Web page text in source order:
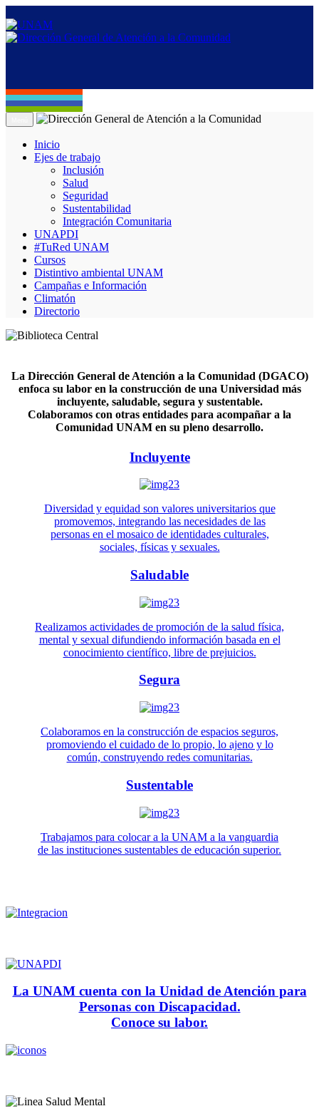
Inicio
Ejes de trabajo
Inclusión
Salud
Seguridad
Sustentabilidad
Integración Comunitaria
UNAPDI
#TuRed UNAM
Cursos
Distintivo ambiental UNAM
Campañas e Información
Climatón
Directorio
La Dirección General de Atención a la Comunidad (DGACO)
enfoca su labor en la construcción de una Universidad más
incluyente, saludable, segura y sustentable.
Colaboramos con otras entidades para acompañar a la
Comunidad UNAM en su pleno desarrollo.
Incluyente
Diversidad y equidad son valores universitarios que
promovemos, integrando las necesidades de las
personas en el mosaico de identidades culturales,
sociales, físicas y sexuales.
Saludable
Realizamos actividades de promoción de la salud física,
mental y sexual difundiendo información basada en el
conocimiento científico, libre de prejuicios.
Segura
Colaboramos en la construcción de espacios seguros,
promoviendo el cuidado de lo propio, lo ajeno y lo
común, construyendo redes comunitarias.
Sustentable
Trabajamos para colocar a la UNAM a la vanguardia
de las instituciones sustentables de educación superior.
La UNAM cuenta con la Unidad de Atención para
Personas con Discapacidad.
Conoce su labor.